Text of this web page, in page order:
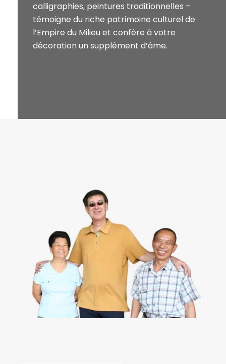
calligraphies, peintures traditionnelles –
témoigne du riche patrimoine culturel de
l’Empire du Milieu et confère à votre
décoration un supplément d’âme.